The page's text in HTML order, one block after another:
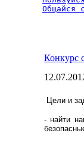
Общайся
Конкурс
Цели и
- найти